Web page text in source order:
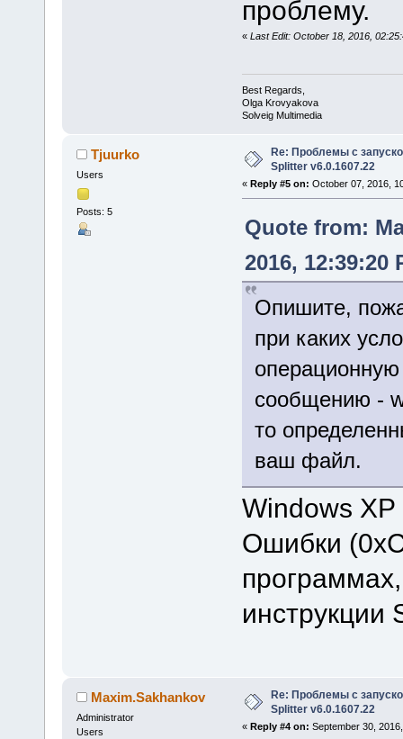
проблему.
« Last Edit: October 18, 2016,
Best Regards,
Olga Krovyakova
Solveig Multimedia
Tjuurko
Users
Posts: 5
Re: Проблемы с
Splitter v6.0.1607.22
« Reply #5 on: October 07, 2016,
Quote from:
2016, 12:39:20
Опишите,
при каких
сообщению -
то
ваш файл.
Windows XP
Ошибки
инструкции
Maxim.Sakhankov
Administrator
Users
Re: Проблемы с
Splitter v6.0.1607.22
« Reply #4 on: September 30,